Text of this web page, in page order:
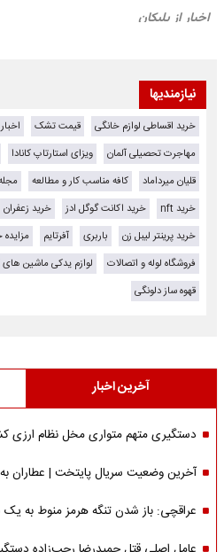
نیازمندیها
خرید اقساطی لوازم خانگی قیمت تشک
مهاجرت تحصیلی آلمان
ویزای استارتاپ کانادا
قلیان میرداماد
کافه مناسب کار و مطالعه
خرید nft
خرید اکانت گوگل ادز خرید زعفران
خرید پرینتر لیبل زن
باربری آفرتایم
فروشگاه لوله و اتصالات
لوازم یدکی ماشین های
قهوه ساز دلونگی
آخرین اخبار
دستگیری متهم متواری مخل نظام ارزی
آخرین وضعیت سریال پایتخت | عطاران به
عراقچی: باز شدن تنگه هرمز منوط به